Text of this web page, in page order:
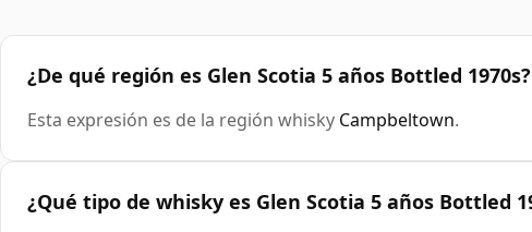
¿De qué región es Glen Scotia 5 años Bottled 1970s?
Esta expresión es de la región whisky Campbeltown.
¿Qué tipo de whisky es Glen Scotia 5 años Bottled